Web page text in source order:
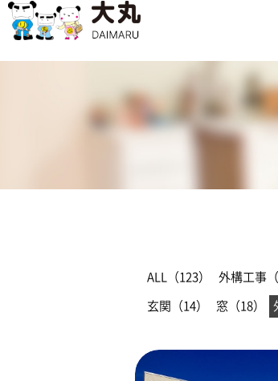
ALL（123） 外構工事（
玄関（14） 窓（18）